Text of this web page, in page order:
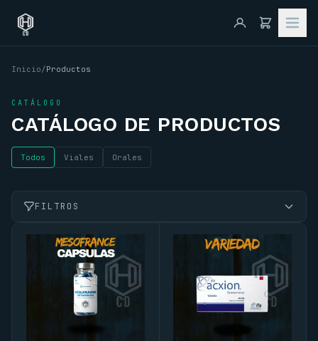
Inicio/Productos
CATÁLOGO
CATÁLOGO DE PRODUCTOS
Todos Viales Orales
FILTROS